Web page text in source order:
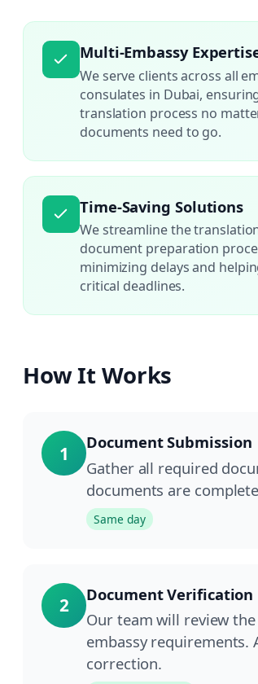
Multi-Embassy
We serve clients across all
consulates in Dubai,
translation process no
documents need to go.
Time-Saving Solutions
We streamline the
document preparation
minimizing delays and
critical deadlines.
How It Works
1
Document Submission
Gather all required
documents are
Same day
2
Document Verification
Our team will review
embassy
correction.